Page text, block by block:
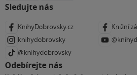
Sledujte nás
KnihyDobrovsky.cz
Knižní
knihydobrovsky
@knihydobrovsky
Odebírejte nás